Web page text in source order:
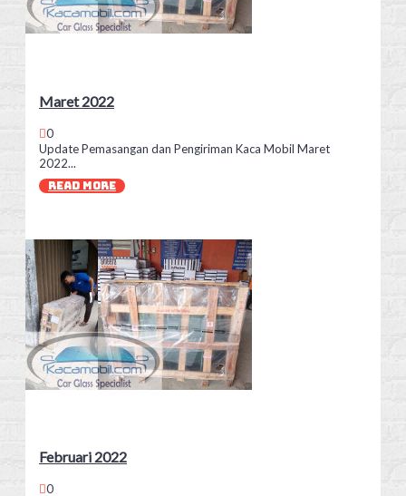
Maret 2022
0
Update Pemasangan dan Pengiriman Kaca Mobil Maret
2022...
READ MORE
Februari 2022
0